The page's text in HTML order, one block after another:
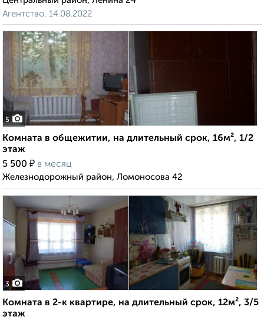
Агентство, 14.08.2022
5
Комната в общежитии, на длительный срок, 16м², 1/2
этаж
5 500 ₽ в месяц
Железнодорожный район, Ломоносова 42
3
Комната в 2-к квартире, на длительный срок, 12м², 3/5
этаж